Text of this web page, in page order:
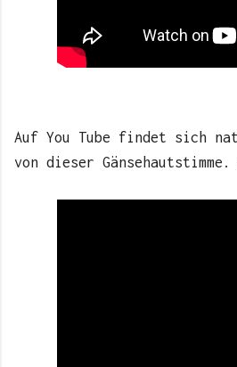
Auf You Tube findet sich
von dieser Gänsehautstimme.